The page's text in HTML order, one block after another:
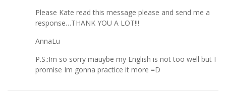
Please Kate read this message please and send me a
response…THANK YOU A LOT!!!
AnnaLu
P.S.:Im so sorry mauybe my English is not too well but I
promise Im gonna practice it more =D